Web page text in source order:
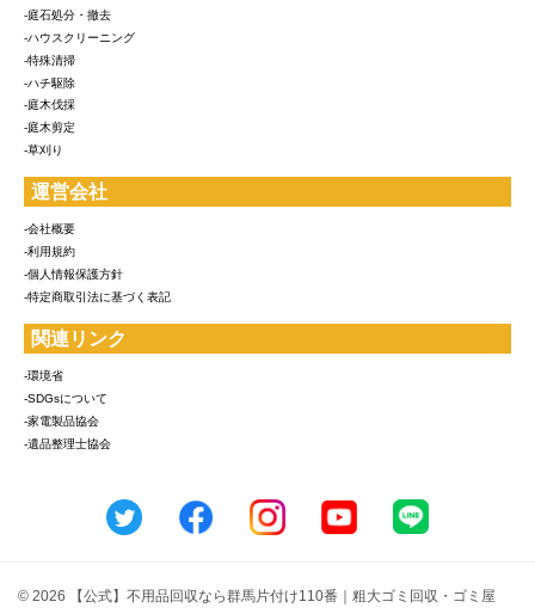
-庭石処分・撤去
-ハウスクリーニング
-特殊清掃
-ハチ駆除
-庭木伐採
-庭木剪定
-草刈り
運営会社
-会社概要
-利用規約
-個人情報保護方針
-特定商取引法に基づく表記
関連リンク
-環境省
-SDGsについて
-家電製品協会
-遺品整理士協会
© 2026 【公式】不用品回収なら群馬片付け110番｜粗大ゴミ回収・ゴミ屋